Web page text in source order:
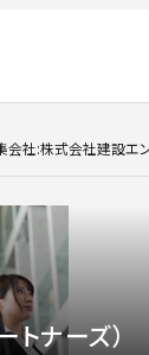
会社:株式会社建設エ
トナーズ）